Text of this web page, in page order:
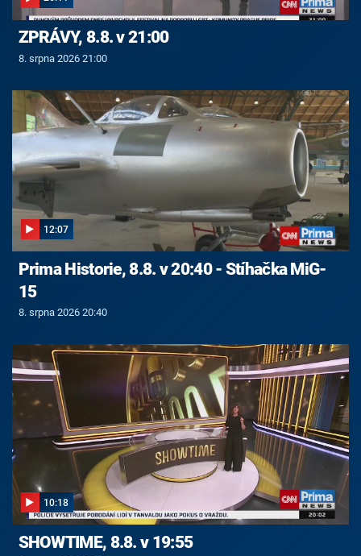
ZPRÁVY, 8.8. v 21:00
8. srpna 2026 21:00
12:07
Prima Historie, 8.8. v 20:40 - Stíhačka MiG-
15
8. srpna 2026 20:40
10:18
SHOWTIME, 8.8. v 19:55